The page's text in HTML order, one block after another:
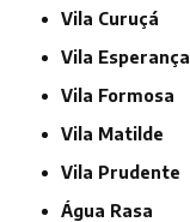
Vila Curuçá
Vila Esperança
Vila Formosa
Vila Matilde
Vila Prudente
Água Rasa